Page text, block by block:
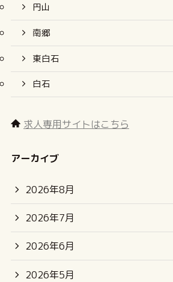
円山
南郷
東白石
白石
求人専用サイトはこちら
アーカイブ
2026年8月
2026年7月
2026年6月
2026年5月